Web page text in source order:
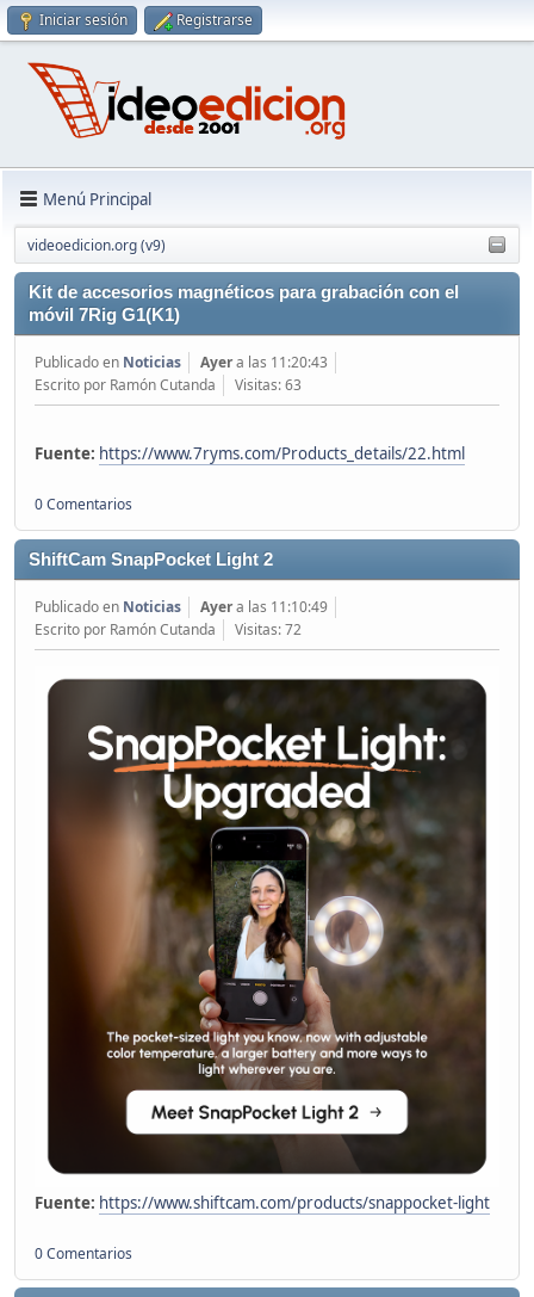
Iniciar sesión Registrarse
Menú Principal
videoedicion.org (v9)
Kit de accesorios magnéticos para grabación con el
móvil 7Rig G1(K1)
Publicado en Noticias Ayera las 11:20:43
Escrito por Ramón Cutanda
Visitas: 63
Fuente: https://www.7ryms.com/Products_details/22.html
0 Comentarios
ShiftCam SnapPocket Light 2
Publicado en Noticias Ayera las 11:10:49
Escrito por Ramón Cutanda
Visitas: 72
Fuente: https://www.shiftcam.com/products/snappocket-light
0 Comentarios